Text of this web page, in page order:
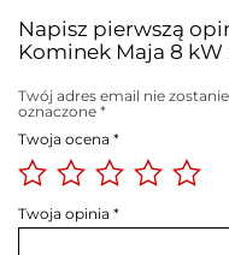
Napisz pierwszą
Kominek Maja 8 kW
Twój adres email nie
oznaczone *
Twoja ocena *
Twoja opinia *